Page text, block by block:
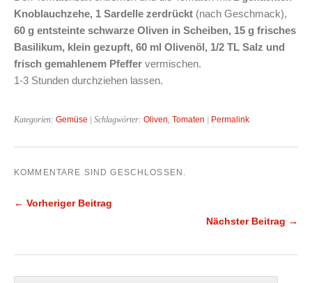
Knoblauchzehe, 1 Sardelle zerdrückt (nach Geschmack),
60 g entsteinte schwarze Oliven in Scheiben, 15 g frisches
Basilikum, klein gezupft, 60 ml Olivenöl, 1/2 TL Salz und
frisch gemahlenem Pfeffer vermischen.
1-3 Stunden durchziehen lassen.
Kategorien: Gemüse | Schlagwörter: Oliven Tomaten | Permalink
KOMMENTARE SIND GESCHLOSSEN.
← Vorheriger Beitrag
Nächster Beitrag →